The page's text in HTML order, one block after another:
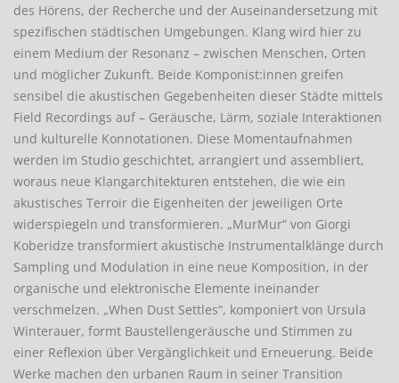
des Hörens, der Recherche und der Auseinandersetzung mit
spezifischen städtischen Umgebungen. Klang wird hier zu
einem Medium der Resonanz – zwischen Menschen, Orten
und möglicher Zukunft. Beide Komponist:innen greifen
sensibel die akustischen Gegebenheiten dieser Städte mittels
Field Recordings auf – Geräusche, Lärm, soziale Interaktionen
und kulturelle Konnotationen. Diese Momentaufnahmen
werden im Studio geschichtet, arrangiert und assembliert,
woraus neue Klangarchitekturen entstehen, die wie ein
akustisches Terroir die Eigenheiten der jeweiligen Orte
widerspiegeln und transformieren. „MurMur“ von Giorgi
Koberidze transformiert akustische Instrumentalklänge durch
Sampling und Modulation in eine neue Komposition, in der
organische und elektronische Elemente ineinander
verschmelzen. „When Dust Settles“, komponiert von Ursula
Winterauer, formt Baustellengeräusche und Stimmen zu
einer Reflexion über Vergänglichkeit und Erneuerung. Beide
Werke machen den urbanen Raum in seiner Transition